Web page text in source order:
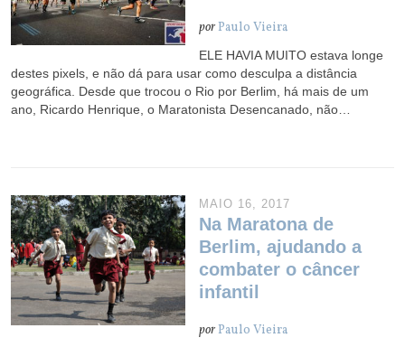
porPaulo Vieira
ELE HAVIA MUITO estava longe
destes pixels, e não dá para usar como desculpa a distância
geográfica. Desde que trocou o Rio por Berlim, há mais de um
ano, Ricardo Henrique, o Maratonista Desencanado, não…
MAIO 16, 2017
Na Maratona de
Berlim, ajudando a
combater o câncer
infantil
porPaulo Vieira